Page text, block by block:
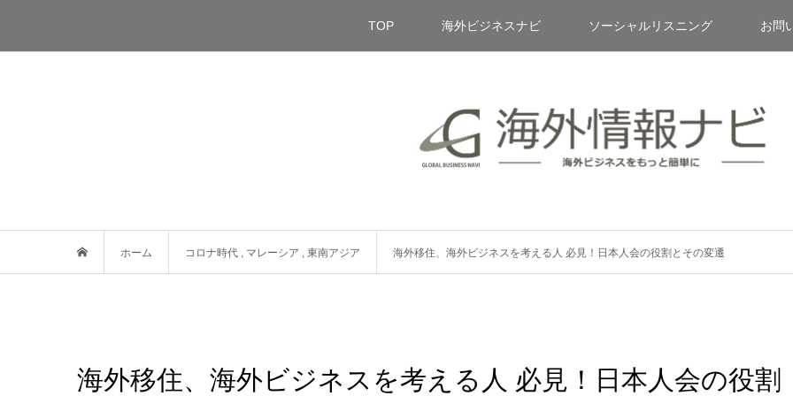
TOP 海外ビジネスナビ ソーシャルリスニング お問
ホーム コロナ時代 , マレーシア , 東南アジア 海外移住、海外ビジネスを考える人 必見！日本人会の役割とその変遷
海外移住、海外ビジネスを考える人 必見！日本人会の役割